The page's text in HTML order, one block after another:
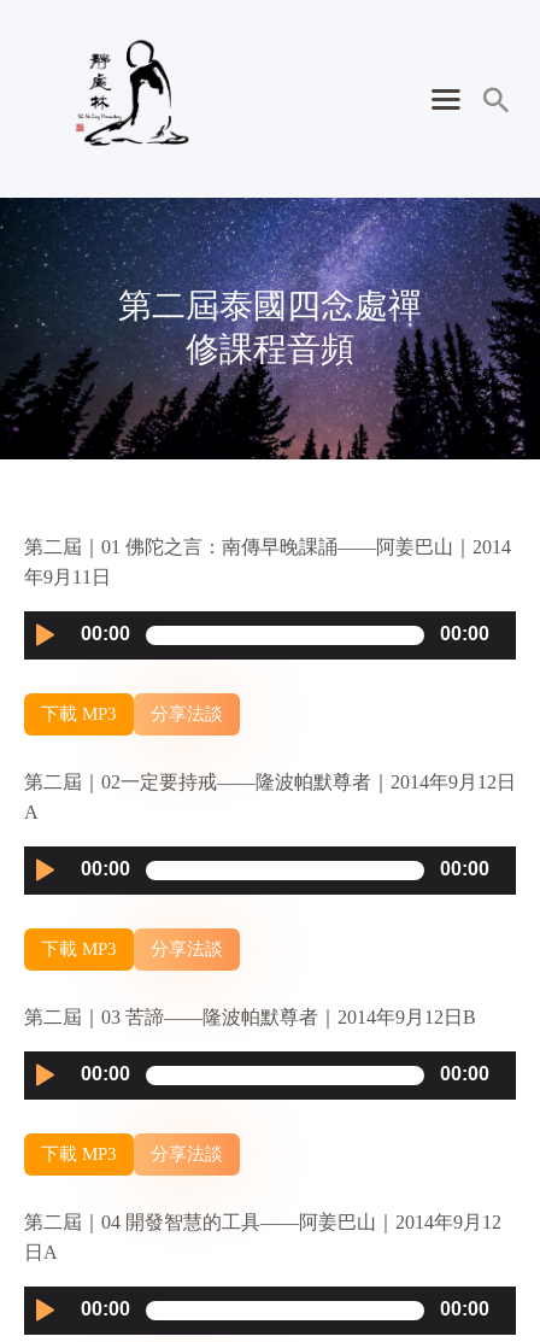
第二屆泰國四念處禪
修課程音頻
第二屆｜01 佛陀之言：南傳早晚課誦——阿姜巴山｜2014
年9月11日
Audio
Player
00:00 00:00
下載 MP3 分享法談
第二屆｜02一定要持戒——隆波帕默尊者｜2014年9月12日
A
Audio
Player
00:00 00:00
下載 MP3 分享法談
第二屆｜03 苦諦——隆波帕默尊者｜2014年9月12日B
Audio
Player
00:00 00:00
下載 MP3 分享法談
第二屆｜04 開發智慧的工具——阿姜巴山｜2014年9月12
日A
Audio
Player
00:00 00:00